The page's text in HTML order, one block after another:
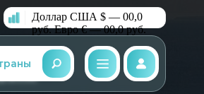
Доллар США $ — 00,0
руб. Евро € — 00,0 руб.